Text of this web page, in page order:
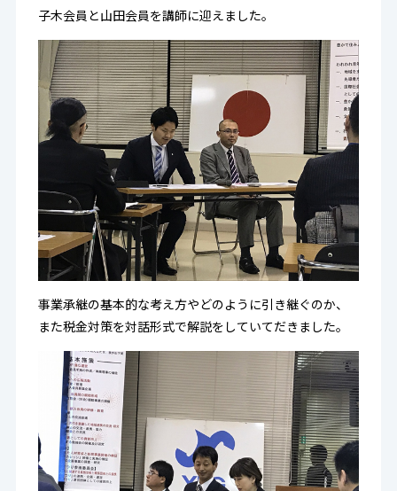
子木会員と山田会員を講師に迎えました。
事業承継の基本的な考え方やどのように引き継ぐのか、
また税金対策を対話形式で解説をしていてだきました。